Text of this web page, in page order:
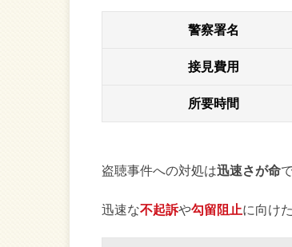
警察署名
接見費用
所要時間
盗聴事件への対処は迅速さが命
迅速な不起訴や勾留阻止に向け